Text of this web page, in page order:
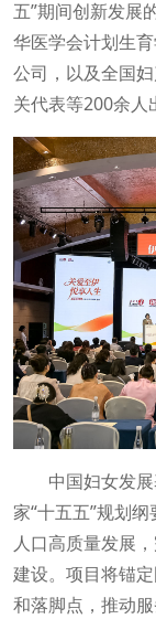
五”期间创新发展
华医学会计划生
公司，以及全国
关代表等200余人
中国妇女发
家“十五五”规划
人口高质量发展
建设。项目将锚
和落脚点，推动